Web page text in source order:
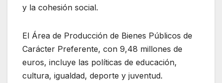
y la cohesión social.
El Área de Producción de Bienes Públicos de
Carácter Preferente, con 9,48 millones de
euros, incluye las políticas de educación,
cultura, igualdad, deporte y juventud.